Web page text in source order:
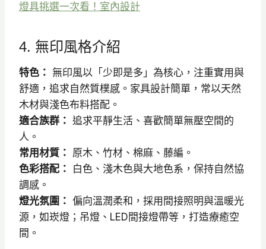
燈具挑選一次看！室內設計
4. 無印風格介紹
特色： 無印風以「少即是多」為核心，注重實用與
舒適，追求自然質樸感。家具設計簡單，常以天然
木材與淺色布料搭配。
適合族群： 追求平靜生活、喜歡簡單無壓空間的
人。
常用材質： 原木、竹材、棉麻、藤編。
色彩搭配：
白色、淺木色與大地色系，保持自然協
調感。
燈光氛圍： 偏向溫潤柔和，採用間接照明與溫暖光
源，如崁燈；吊燈、LED間接燈帶等，打造療癒空
間。